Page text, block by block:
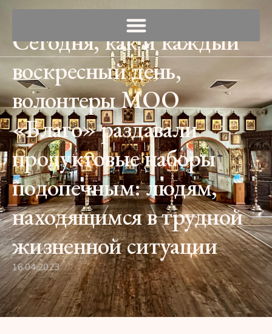
Сегодня, как и каждый
воскресный день,
волонтеры МОО
«Благо» раздавали
продуктовые наборы
подопечным: людям,
находящимся в трудной
жизненной ситуации
16.04.2023